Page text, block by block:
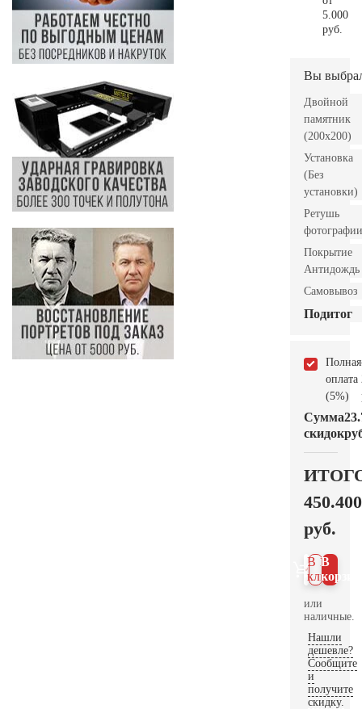
5.000
руб.
Вы
Двойной
памятник
(200х200)
Установка
(Без
установки)
Ретушь
фотографии
Покрытие
Антидождь
Самовывоз
Подитог
Полная
оплата
(5%)
Сумма
скидок
450.400
руб.
В
В 1
клик
или
наличные.
Нашли
дешевле?
Сообщите
и
получите
скидку.